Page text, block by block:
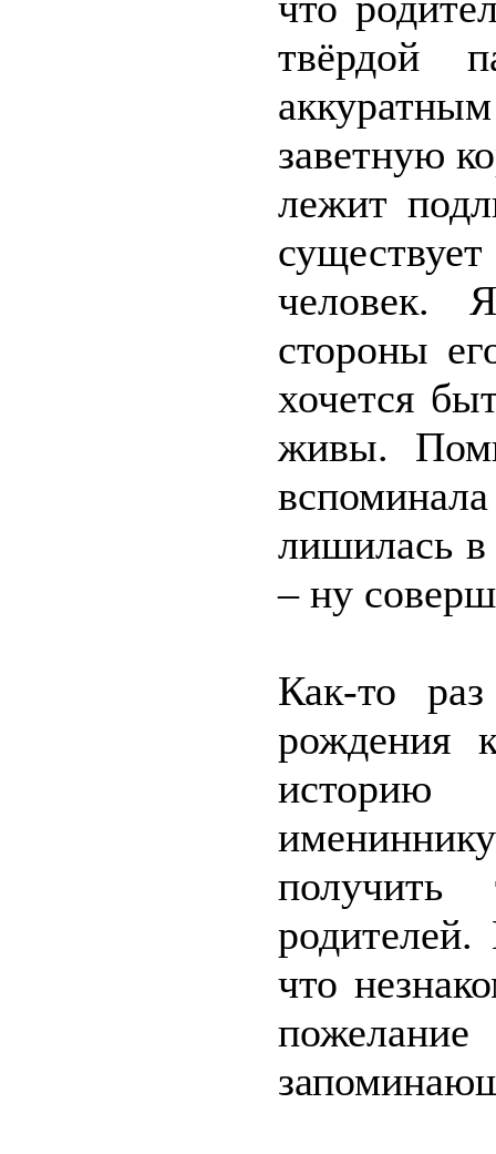
твёрдой
заветную
лежит
человек.
стороны
хочется
живы.
лишилась в
– ну
Как-то
рождения
родителей.
что